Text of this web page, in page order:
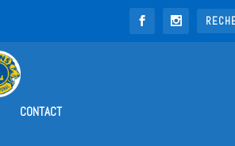
CONTACT